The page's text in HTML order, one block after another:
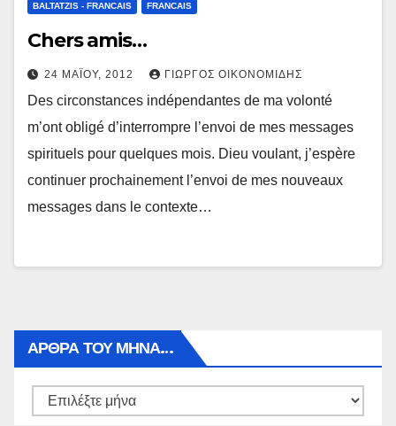
BALTATZIS - FRANCAIS FRANCAIS
Chers amis…
24 ΜΑΪ́ΟΥ, 2012 ΓΙΏΡΓΟΣ ΟΙΚΟΝΟΜΊΔΗΣ
Des circonstances indépendantes de ma volonté
m’ont obligé d’interrompre l’envoi de mes messages
spirituels pour quelques mois. Dieu voulant, j’espère
continuer prochainement l’envoi de mes nouveaux
messages dans le contexte…
ΑΡΘΡΑ ΤΟΥ ΜΉΝΑ…
Αρθρα